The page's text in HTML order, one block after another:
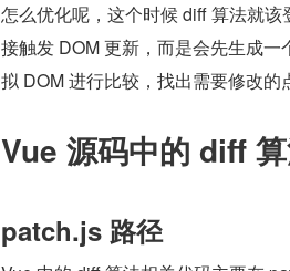
怎么优化呢，这个时候 diff 算法就
接触发 DOM 更新，而是会先生成
拟 DOM 进行比较，找出需要修改
Vue 源码中的 diff
patch.js 路径